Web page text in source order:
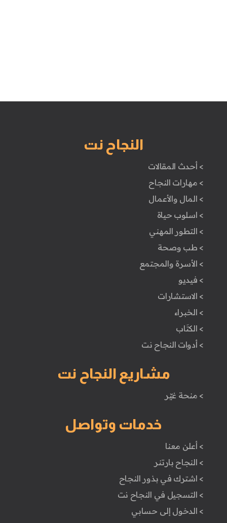
النجاح نت
> أحدث المقالات
> مهارات النجاح
> المال والأعمال
> اسلوب حياة
> التطور المهني
> طب وصحة
> الأسرة والمجتمع
> فيديو
> الاستشارات
> الخبراء
> الكتَاب
> أدوات النجاح نت
مشاريع النجاح نت
> منحة غيّر
خدمات وتواصل
> أعلن معنا
> النجاح بارتنر
> اشترك في بذور النجاح
> التسجيل في النجاح نت
> الدخول إلى حسابي